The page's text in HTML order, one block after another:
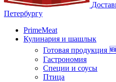
Петербургу
PrimeMeat
Кулинария и шашлык
Готовая продукция 🆕
Гастрономия
Специи и соусы
Птица